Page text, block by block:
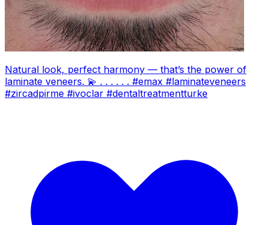
Natural look, perfect harmony — that’s the power of
laminate veneers. 💫 . . . . . . #emax #laminateveneers
#zircadpirme #ivoclar #dentaltreatmentturke